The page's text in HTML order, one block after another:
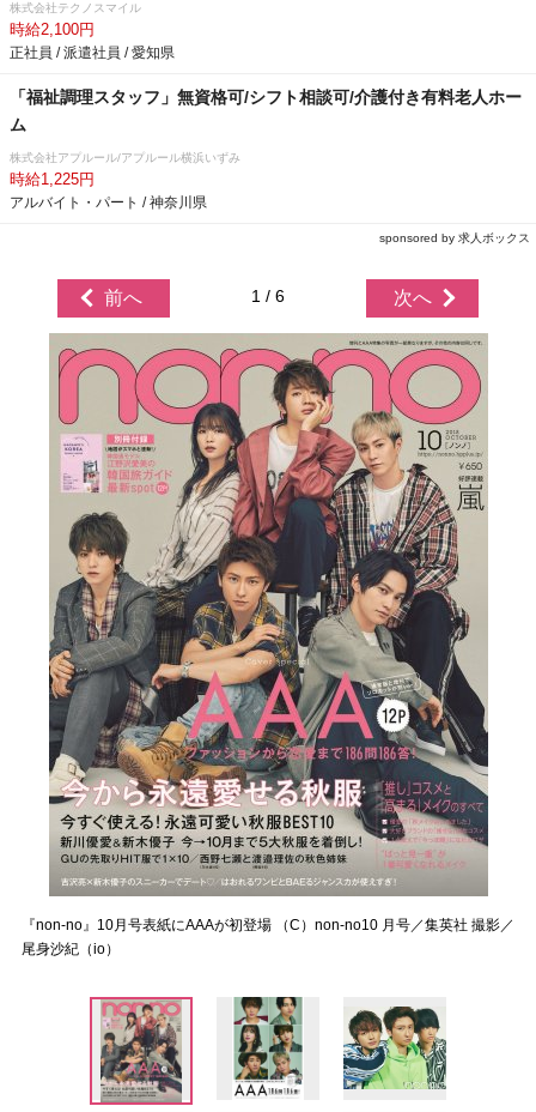
株式会社テクノスマイル
時給2,100円
正社員 / 派遣社員 / 愛知県
「福祉調理スタッフ」無資格可/シフト相談可/介護付き有料老人ホー
ム
株式会社アプルール/アプルール横浜いずみ
時給1,225円
アルバイト・パート / 神奈川県
sponsored by 求人ボックス
前へ 1 / 6 次へ
『non-no』10月号表紙にAAAが初登場 （C）non-no10 月号／集英社 撮影／
尾身沙紀（io）